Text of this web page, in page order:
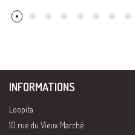
INFORMATIONS
Loopita
10 rue du Vieux Marché